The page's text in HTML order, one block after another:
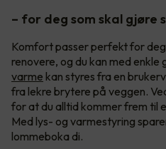
– for deg som skal gjøre
Komfort passer perfekt for
renovere, og du kan med enkle
varme kan styres fra en
fra lekre brytere på veggen.
for at du alltid kommer frem til
Med lys- og varmestyring
lommeboka di.